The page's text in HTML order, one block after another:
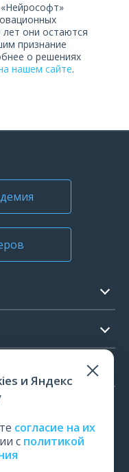
они остаются
признание
о решениях
нашем сайте.
и Яндекс
согласие на их
с политикой